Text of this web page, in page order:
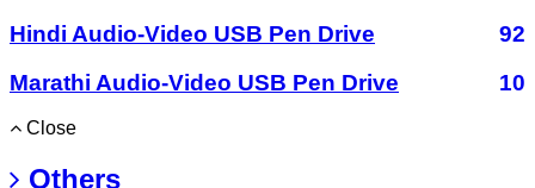
Hindi Audio-Video USB Pen Drive
92
Marathi Audio-Video USB Pen Drive
10
Close
Others